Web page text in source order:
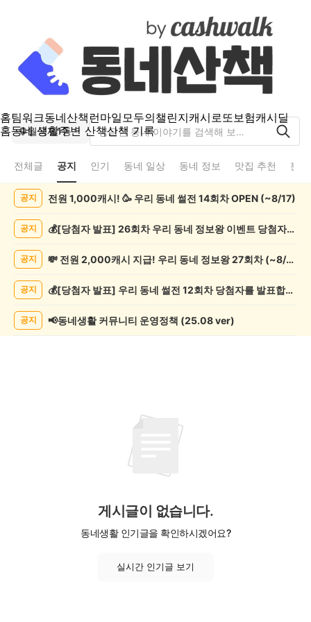
홈팀워크동네산책런마일모두의챌린지캐시로또보험캐시딜
홈동네 생활주변 산책산책 기록
월곡제1동
전체글 공지 인기 동네 일상 동네 정보 맛집 추천 분
록
공지 전원 1,000캐시! 🥳 우리 동네 썰전 14회차 OPEN (~8/17)
공지 💰[당첨자 발표] 26회차 우리 동네 정보왕 이벤트 당첨자를 발표합니다!
공지 💸 전원 2,000캐시 지급! 우리 동네 정보왕 27회차 (~8/10)
공지 💰[당첨자 발표] 우리 동네 썰전 12회차 당첨자를 발표합니다!
공지 📢동네생활 커뮤니티 운영정책 (25.08 ver)
게시글이 없습니다.
동네생활 인기글을 확인하시겠어요?
실시간 인기글 보기